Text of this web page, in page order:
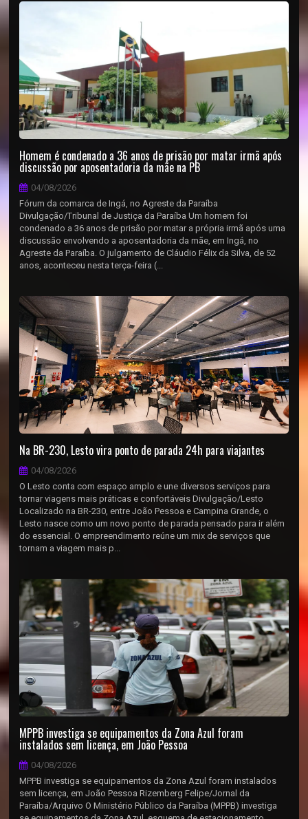
Homem é condenado a 36 anos de prisão por matar irmã após
discussão por aposentadoria da mãe na PB
04/08/2026
Fórum da comarca de Ingá, no Agreste da Paraíba
Divulgação/Tribunal de Justiça da Paraíba Um homem foi
condenado a 36 anos de prisão por matar a própria irmã após uma
discussão envolvendo a aposentadoria da mãe, em Ingá, no
Agreste da Paraíba. O julgamento de Cláudio Félix da Silva, de 52
anos, aconteceu nesta terça-feira (...
Na BR-230, Lesto vira ponto de parada 24h para viajantes
04/08/2026
O Lesto conta com espaço amplo e une diversos serviços para
tornar viagens mais práticas e confortáveis Divulgação/Lesto
Localizado na BR-230, entre João Pessoa e Campina Grande, o
Lesto nasce como um novo ponto de parada pensado para ir além
do essencial. O empreendimento reúne um mix de serviços que
tornam a viagem mais p...
MPPB investiga se equipamentos da Zona Azul foram
instalados sem licença, em João Pessoa
04/08/2026
MPPB investiga se equipamentos da Zona Azul foram instalados
sem licença, em João Pessoa Rizemberg Felipe/Jornal da
Paraíba/Arquivo O Ministério Público da Paraíba (MPPB) investiga